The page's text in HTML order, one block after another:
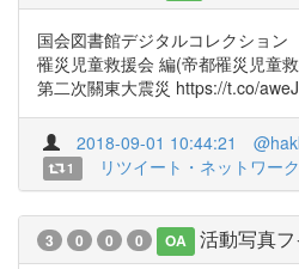
国会図書館デジタルコレクショ
罹災児童救援会 編(帝都罹災児童
第二次關東大震災 https://t.co/
2018-09-01 10:44:21
1 リツイート・ネットワーク
3 0 0 0 OA 活動写真